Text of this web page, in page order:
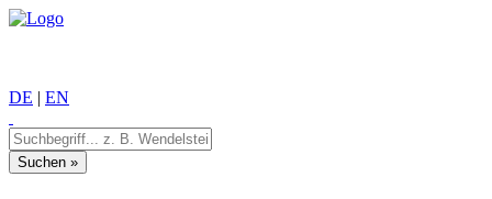
DE | EN